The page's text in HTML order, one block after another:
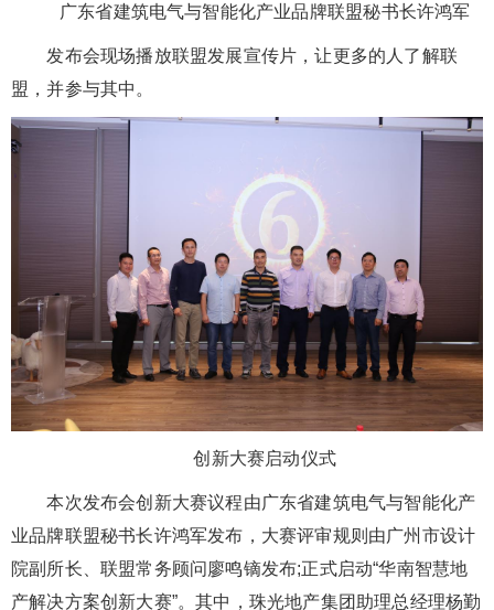
广东省建筑电气与智能化产业品牌联盟秘书长许鸿军
发布会现场播放联盟发展宣传片，让更多的人了解联
盟，并参与其中。
创新大赛启动仪式
本次发布会创新大赛议程由广东省建筑电气与智能化产
业品牌联盟秘书长许鸿军发布，大赛评审规则由广州市设计
院副所长、联盟常务顾问廖鸣镝发布;正式启动“华南智慧地
产解决方案创新大赛”。其中，珠光地产集团助理总经理杨勤